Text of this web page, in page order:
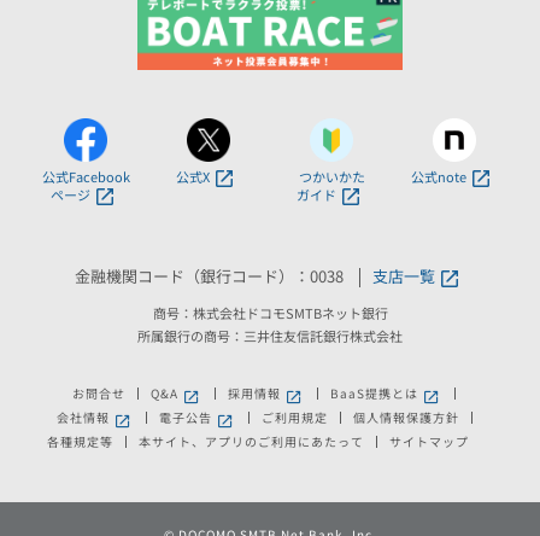
公式Facebook
ページ
公式X
つかいかた
ガイド
公式note
金融機関コード（銀行コード）：0038 支店一覧
商号：株式会社ドコモSMTBネット銀行
所属銀行の商号：三井住友信託銀行株式会社
お問合せ Q&A 新しいウィンドウで開きます。
採用情報 新しいウィンドウで開きます。
BaaS提携とは 新しいウィンドウ
会社情報新しいウィンドウで開きます。
電子公告新しいウィンドウで開きます。
ご利用規定
個人情報保護方針
各種規定等
本サイト、アプリのご利用にあたって サイトマップ